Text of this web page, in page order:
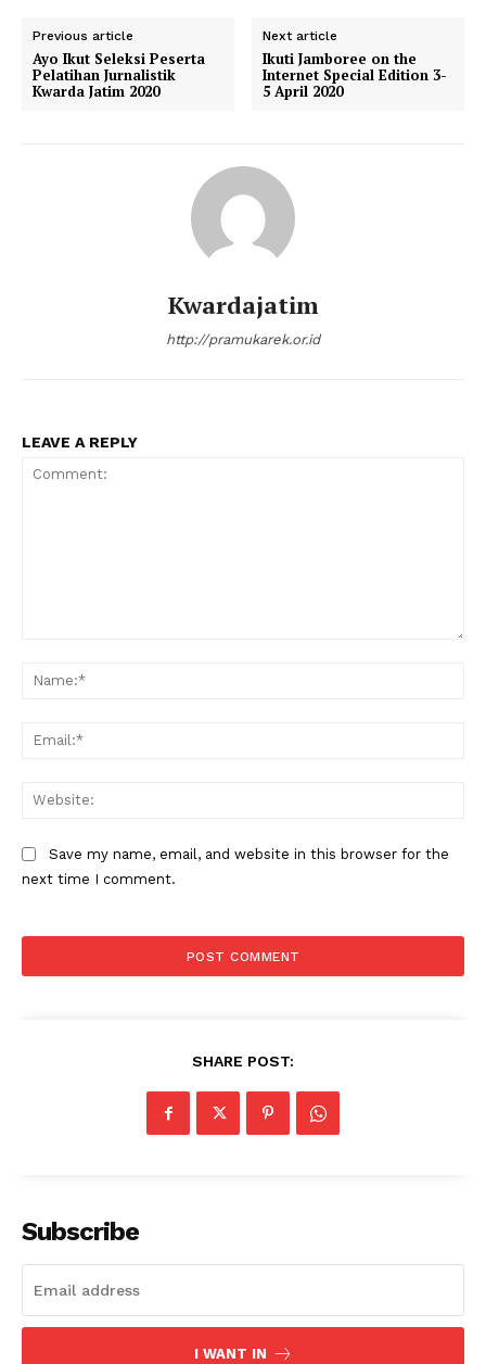
Previous article
Ayo Ikut Seleksi Peserta
Pelatihan Jurnalistik
Kwarda Jatim 2020
Next article
Ikuti Jamboree on the
Internet Special Edition 3-
5 April 2020
Kwardajatim
http://pramukarek.or.id
LEAVE A REPLY
Save my name, email, and website in this browser for the
next time I comment.
SHARE POST:
Subscribe
I WANT IN